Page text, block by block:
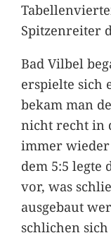
Spitzenreiter
Bad Vilbel
erspielte sich
bekam man
nicht recht in
immer wieder
dem 5:5 legte
vor, was
ausgebaut
schlichen